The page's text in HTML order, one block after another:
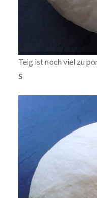
Teig ist noch viel zu
S